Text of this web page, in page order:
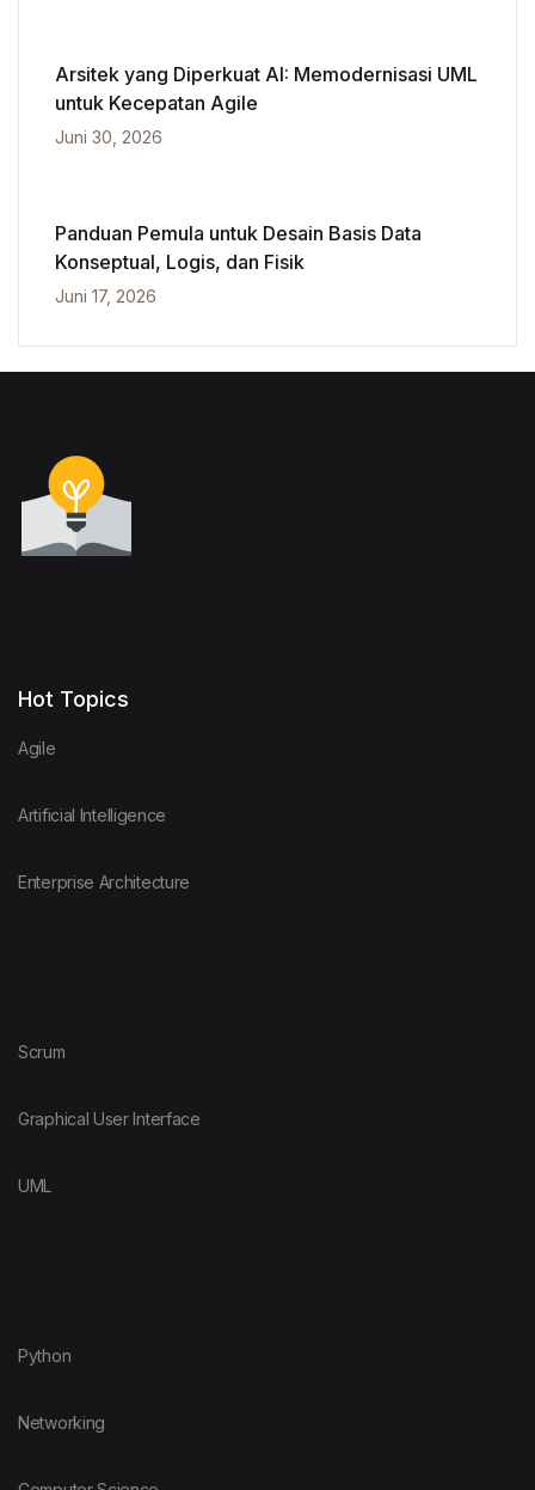
Arsitek yang Diperkuat AI: Memodernisasi UML
untuk Kecepatan Agile
Juni 30, 2026
Panduan Pemula untuk Desain Basis Data
Konseptual, Logis, dan Fisik
Juni 17, 2026
Hot Topics
Agile
Artificial Intelligence
Enterprise Architecture
Scrum
Graphical User Interface
UML
Python
Networking